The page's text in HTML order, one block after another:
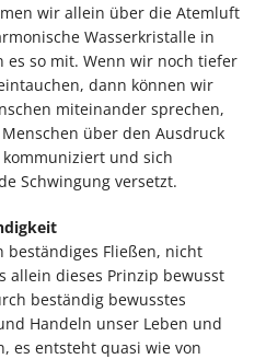
wir allein über die Atemluft
Wasserkristalle in
so mit. Wenn wir noch tiefer
dann können wir
miteinander sprechen,
über den Ausdruck
und sich
Schwingung versetzt.
beständiges Fließen, nicht
allein dieses Prinzip bewusst
beständig bewusstes
Handeln unser Leben und
es entsteht quasi wie von